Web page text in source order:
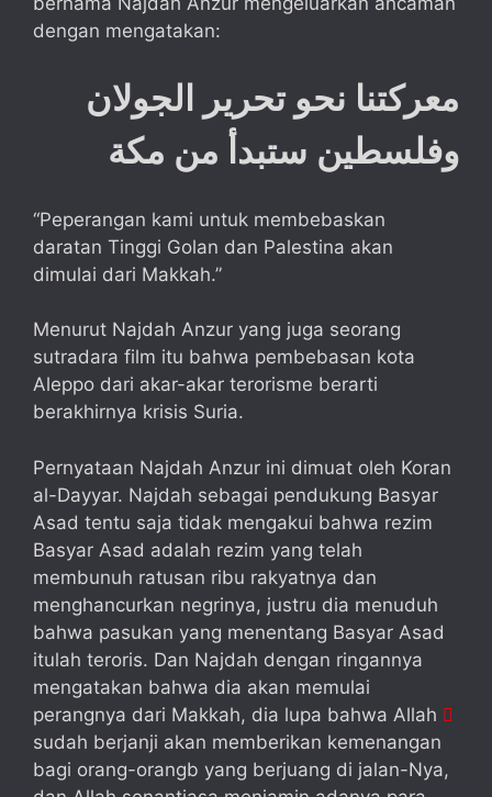
dengan mengatakan:
معركتنا نحو تحرير الجولان
وفلسطين ستبدأ من مكة
“Peperangan kami untuk membebaskan
daratan Tinggi Golan dan Palestina akan
dimulai dari Makkah.”
Menurut Najdah Anzur yang juga seorang
sutradara film itu bahwa pembebasan kota
Aleppo dari akar-akar terorisme berarti
berakhirnya krisis Suria.
Pernyataan Najdah Anzur ini dimuat oleh Koran
al-Dayyar. Najdah sebagai pendukung Basyar
Asad tentu saja tidak mengakui bahwa rezim
Basyar Asad adalah rezim yang telah
membunuh ratusan ribu rakyatnya dan
menghancurkan negrinya, justru dia menuduh
bahwa pasukan yang menentang Basyar Asad
itulah teroris. Dan Najdah dengan ringannya
mengatakan bahwa dia akan memulai
perangnya dari Makkah, dia lupa bahwa Allah 
sudah berjanji akan memberikan kemenangan
bagi orang-orangb yang berjuang di jalan-Nya,